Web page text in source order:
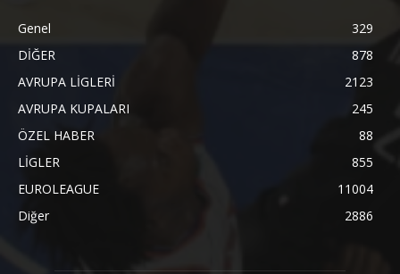
Genel
329
DİĞER
878
AVRUPA LİGLERİ
2123
AVRUPA KUPALARI
245
ÖZEL HABER
88
LİGLER
855
EUROLEAGUE
11004
Diğer
2886